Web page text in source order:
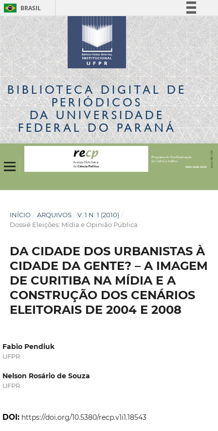
BRASIL
Simplifique!
Comunica BR
Participe
Acesso à informação
Legislação
Canais
BIBLIOTECA DIGITALDE
PERIÓDICOS
DA UNIVERSIDADE
FEDERAL DO PARANÁ
INÍCIO / ARQUIVOS / V. 1 N. 1 (2010) /
Dossiê Eleições: Mídia e Opinião Pública
DA CIDADE DOS URBANISTAS À
CIDADE DA GENTE? – A IMAGEM
DE CURITIBA NA MÍDIA E A
CONSTRUÇÃO DOS CENÁRIOS
ELEITORAIS DE 2004 E 2008
Fabio Pendiuk
UFPR
Nelson Rosário de Souza
UFPR
DOI: https://doi.org/10.5380/recp.v1i1.18543